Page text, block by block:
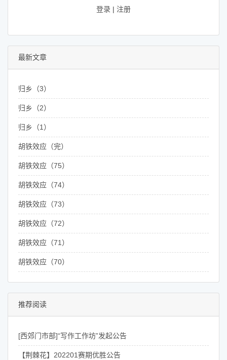
登录 | 注册
最新文章
归乡（3）
归乡（2）
归乡（1）
胡铁效应（完）
胡铁效应（75）
胡铁效应（74）
胡铁效应（73）
胡铁效应（72）
胡铁效应（71）
胡铁效应（70）
推荐阅读
[西郊门市部]“写作工作坊”发起公告
【荆棘花】202201赛期优胜公告